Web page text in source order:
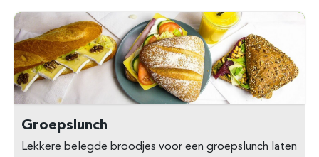
Groepslunch
Lekkere belegde broodjes voor een groepslunch laten